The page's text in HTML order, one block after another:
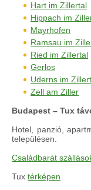
Hart im Zillertal
Hippach im
Mayrhofen
Ramsau im
Ried im Zillertal
Gerlos
Uderns im
Zell am Ziller
Budapest – Tux
Hotel, panzió,
településen.
Családbarát
Tux térképen